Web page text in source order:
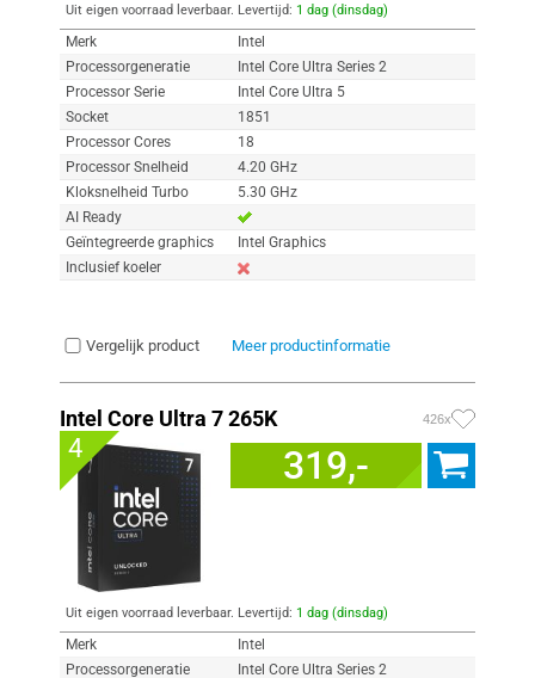
Uit eigen voorraad leverbaar. Levertijd: 1 dag (dinsdag)
Merk
Intel
Processorgeneratie
Intel Core Ultra Series 2
Processor Serie
Intel Core Ultra 5
Socket
1851
Processor Cores
18
Processor Snelheid
4.20 GHz
Kloksnelheid Turbo
5.30 GHz
AI Ready
Geïntegreerde graphics
Intel Graphics
Inclusief koeler
Vergelijk product Meer productinformatie
Intel Core Ultra 7 265K 426x
4 319,-
Uit eigen voorraad leverbaar. Levertijd: 1 dag (dinsdag)
Merk
Intel
Processorgeneratie
Intel Core Ultra Series 2